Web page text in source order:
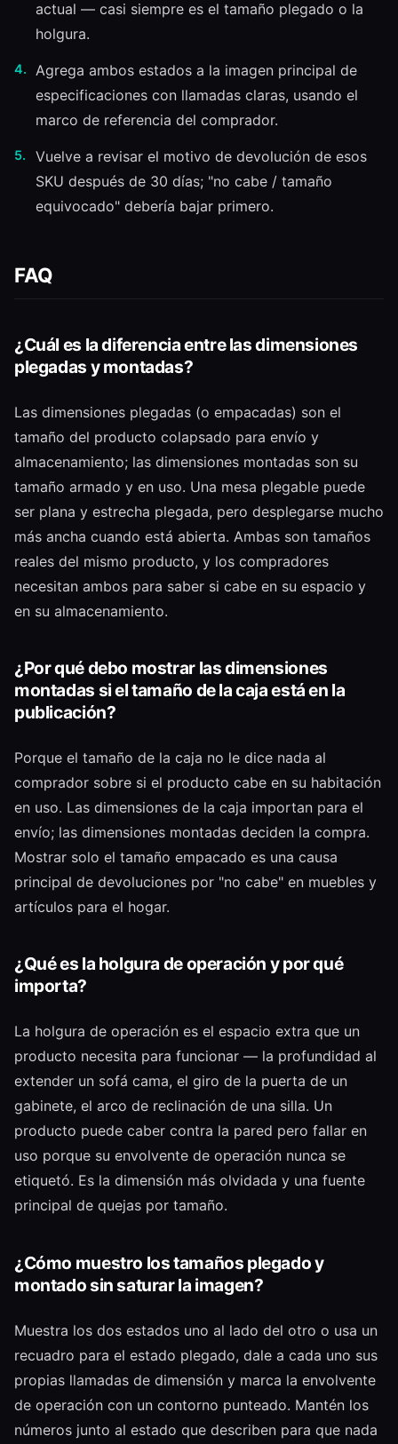
actual — casi siempre es el tamaño plegado o la
holgura.
Agrega ambos estados a la imagen principal de
especificaciones con llamadas claras, usando el
marco de referencia del comprador.
Vuelve a revisar el motivo de devolución de esos
SKU después de 30 días; "no cabe / tamaño
equivocado" debería bajar primero.
FAQ
¿Cuál es la diferencia entre las dimensiones
plegadas y montadas?
Las dimensiones plegadas (o empacadas) son el
tamaño del producto colapsado para envío y
almacenamiento; las dimensiones montadas son su
tamaño armado y en uso. Una mesa plegable puede
ser plana y estrecha plegada, pero desplegarse mucho
más ancha cuando está abierta. Ambas son tamaños
reales del mismo producto, y los compradores
necesitan ambos para saber si cabe en su espacio y
en su almacenamiento.
¿Por qué debo mostrar las dimensiones
montadas si el tamaño de la caja está en la
publicación?
Porque el tamaño de la caja no le dice nada al
comprador sobre si el producto cabe en su habitación
en uso. Las dimensiones de la caja importan para el
envío; las dimensiones montadas deciden la compra.
Mostrar solo el tamaño empacado es una causa
principal de devoluciones por "no cabe" en muebles y
artículos para el hogar.
¿Qué es la holgura de operación y por qué
importa?
La holgura de operación es el espacio extra que un
producto necesita para funcionar — la profundidad al
extender un sofá cama, el giro de la puerta de un
gabinete, el arco de reclinación de una silla. Un
producto puede caber contra la pared pero fallar en
uso porque su envolvente de operación nunca se
etiquetó. Es la dimensión más olvidada y una fuente
principal de quejas por tamaño.
¿Cómo muestro los tamaños plegado y
montado sin saturar la imagen?
Muestra los dos estados uno al lado del otro o usa un
recuadro para el estado plegado, dale a cada uno sus
propias llamadas de dimensión y marca la envolvente
de operación con un contorno punteado. Mantén los
números junto al estado que describen para que nada